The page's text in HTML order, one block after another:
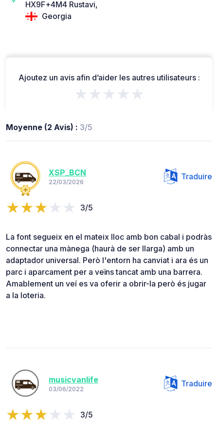
HX9F+4M4 Rustavi,
Georgia
Ajoutez un avis afin d’aider les autres utilisateurs :
★★★★★
Moyenne (2 Avis) : 3/5
XSP_BCN
22/03/2026
Traduire
3/5
La font segueix en el mateix lloc amb bon cabal i podràs
connectar una mànega (haurà de ser llarga) amb un
adaptador universal. Però l'entorn ha canviat i ara és un
parc i aparcament per a veïns tancat amb una barrera.
Amablement un veí es va oferir a obrir-la però és jugar
a la loteria.
musicvanlife
03/06/2022
Traduire
3/5